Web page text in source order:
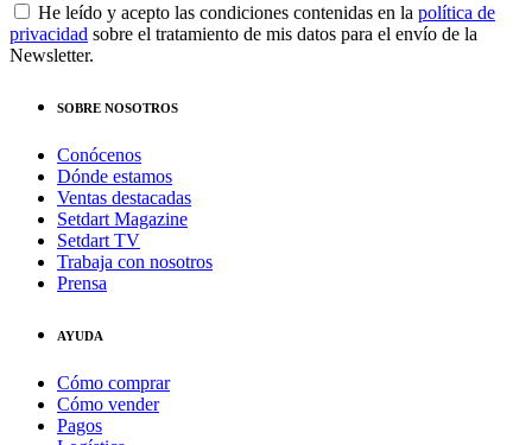
He leído y acepto las condiciones contenidas en la política de
privacidad sobre el tratamiento de mis datos para el envío de la
Newsletter.
SOBRE NOSOTROS
Conócenos
Dónde estamos
Ventas destacadas
Setdart Magazine
Setdart TV
Trabaja con nosotros
Prensa
AYUDA
Cómo comprar
Cómo vender
Pagos